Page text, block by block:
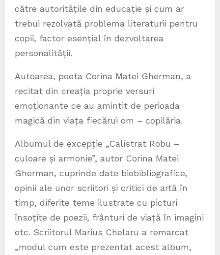
către autoritățile din educație și cum ar
trebui rezolvată problema literaturii pentru
copii, factor esențial în dezvoltarea
personalității.
Autoarea, poeta Corina Matei Gherman, a
recitat din creația proprie versuri
emoționante ce au amintit de perioada
magică din viața fiecărui om – copilăria.
Albumul de excepție „Calistrat Robu –
culoare și armonie”, autor Corina Matei
Gherman, cuprinde date biobibliografice,
opinii ale unor scriitori și critici de artă în
timp, diferite teme ilustrate cu picturi
însoțite de poezii, frânturi de viață în imagini
etc. Scriitorul Marius Chelaru a remarcat
„modul cum este prezentat acest album,